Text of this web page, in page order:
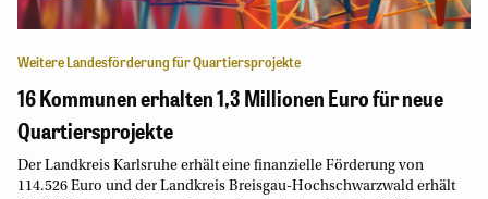
Weitere Landesförderung für Quartiersprojekte
16 Kommunen erhalten 1,3 Millionen Euro für neue
Quartiersprojekte
Der Landkreis Karlsruhe erhält eine finanzielle Förderung von
114.526 Euro und der Landkreis Breisgau-Hochschwarzwald erhält